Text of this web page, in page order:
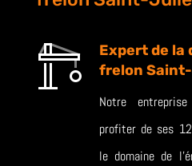
Expert de la
frelon
Notre
profiter de ses 12
le domaine de